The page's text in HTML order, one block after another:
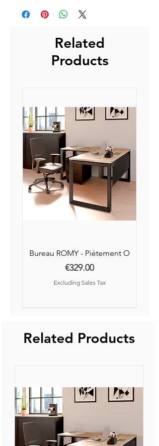
chocs et aux rayures.
des dossiers suspendus.
4 vérins de réglage pour une
stabilité parfaite.
cm.
Eco-taxe inclue dans le prix de
vente.
Livrée avec 4 étagères.
ouvrés.
modèles à la demande.
Leur production peut donc
prendre un peu de temps, mais la
nos produits depuis nos
plateformes à nos transporteurs
assurant la livraison finale.
La livraison s'effectue entre 3 et 5
jours ouvrés après réception
auprès de nos partenaires.
Related
Products
Bureau ROMY - Piétement O
Price
€329.00
Excluding Sales Tax
Related Products